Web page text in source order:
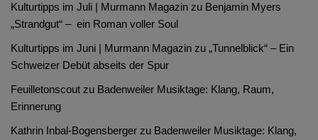
Kulturtipps im Juli | Murmann Magazin zu Benjamin Myers
„Strandgut“ – ein Roman voller Soul
Kulturtipps im Juni | Murmann Magazin zu „Tunnelblick“ – Ein
Schweizer Debüt abseits der Spur
Feuilletonscout zu Badenweiler Musiktage: Klang, Raum,
Erinnerung
Kathrin Inbal-Bogensberger zu Badenweiler Musiktage: Klang,